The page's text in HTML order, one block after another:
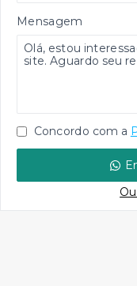
Mensagem
Concordo com a